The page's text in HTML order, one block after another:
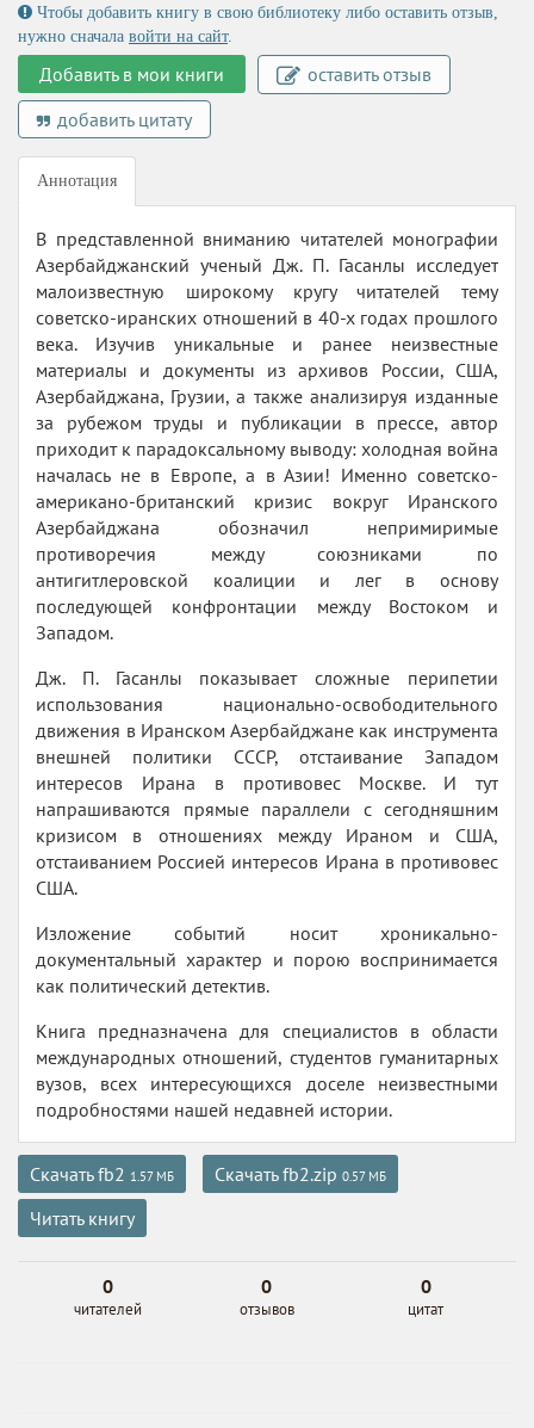
Чтобы добавить книгу в свою библиотеку либо оставить отзыв,
нужно сначала войти на сайт.
Добавить в мои книги
оставить отзыв
добавить цитату
Аннотация
В представленной вниманию читателей монографии
Азербайджанский ученый Дж. П. Гасанлы исследует
малоизвестную широкому кругу читателей тему
советско-иранских отношений в 40-х годах прошлого
века. Изучив уникальные и ранее неизвестные
материалы и документы из архивов России, США,
Азербайджана, Грузии, а также анализируя изданные
за рубежом труды и публикации в прессе, автор
приходит к парадоксальному выводу: холодная война
началась не в Европе, а в Азии! Именно советско-
американо-британский кризис вокруг Иранского
Азербайджана обозначил непримиримые
противоречия между союзниками по
антигитлеровской коалиции и лег в основу
последующей конфронтации между Востоком и
Западом.
Дж. П. Гасанлы показывает сложные перипетии
использования национально-освободительного
движения в Иранском Азербайджане как инструмента
внешней политики СССР, отстаивание Западом
интересов Ирана в противовес Москве. И тут
напрашиваются прямые параллели с сегодняшним
кризисом в отношениях между Ираном и США,
отстаиванием Россией интересов Ирана в противовес
США.
Изложение событий носит хроникально-
документальный характер и порою воспринимается
как политический детектив.
Книга предназначена для специалистов в области
международных отношений, студентов гуманитарных
вузов, всех интересующихся доселе неизвестными
подробностями нашей недавней истории.
Скачать fb2 1.57 МБ Скачать fb2.zip 0.57 МБ
Читать книгу
0
читателей
0
отзывов
0
цитат